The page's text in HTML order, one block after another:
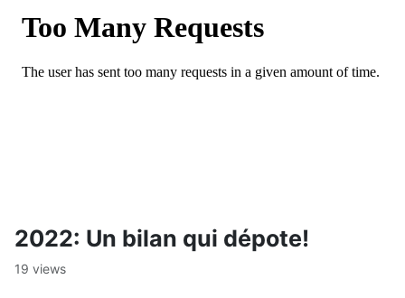
2022: Un bilan qui dépote!
19 views